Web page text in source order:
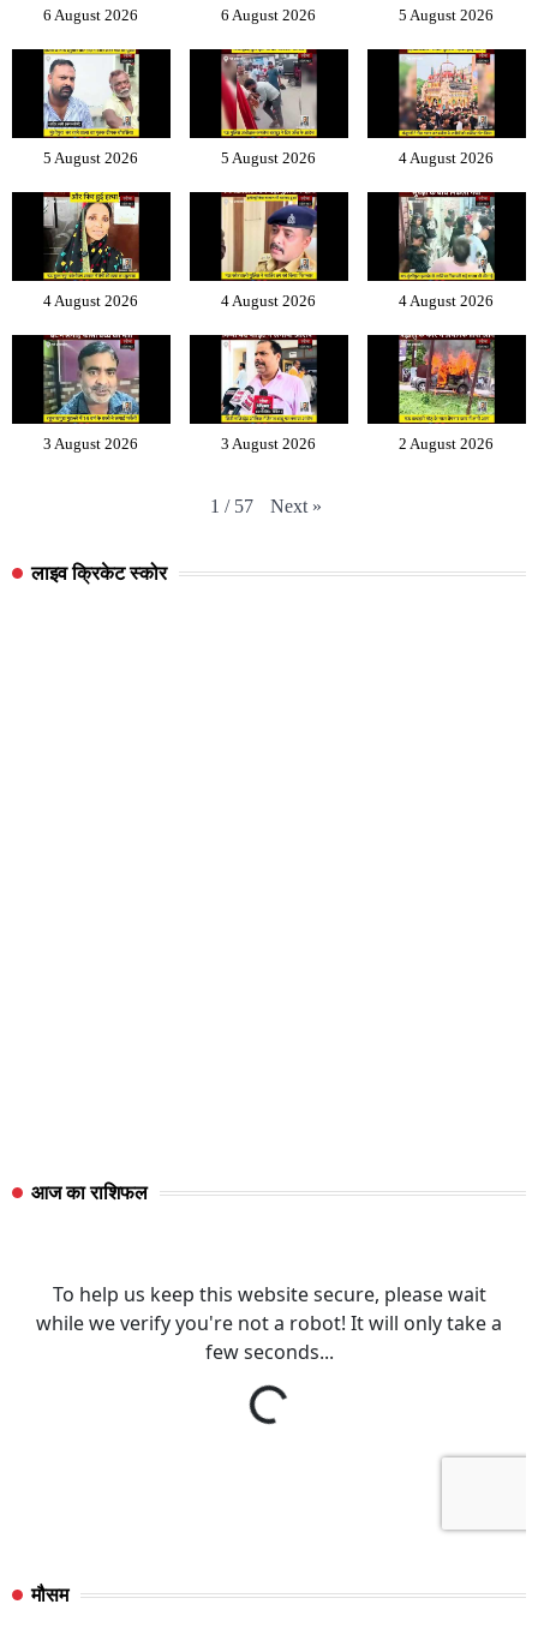
6 August 2026 6 August 2026 5 August 2026
5 August 2026 5 August 2026 4 August 2026
4 August 2026 4 August 2026 4 August 2026
3 August 2026 3 August 2026 2 August 2026
1 / 57 Next »
लाइव क्रिकेट स्कोर
आज का राशिफल
मौसम